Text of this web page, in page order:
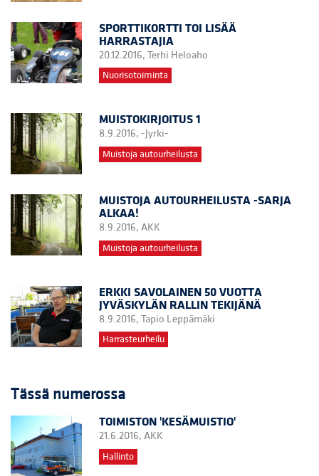
SPORTTIKORTTI TOI LISÄÄ
HARRASTAJIA
20.12.2016, Terhi Heloaho
Nuorisotoiminta
MUISTOKIRJOITUS 1
8.9.2016, -Jyrki-
Muistoja autourheilusta
MUISTOJA AUTOURHEILUSTA -SARJA
ALKAA!
8.9.2016, AKK
Muistoja autourheilusta
ERKKI SAVOLAINEN 50 VUOTTA
JYVÄSKYLÄN RALLIN TEKIJÄNÄ
8.9.2016, Tapio Leppämäki
Harrasteurheilu
Tässä numerossa
TOIMISTON 'KESÄMUISTIO'
21.6.2016, AKK
Hallinto